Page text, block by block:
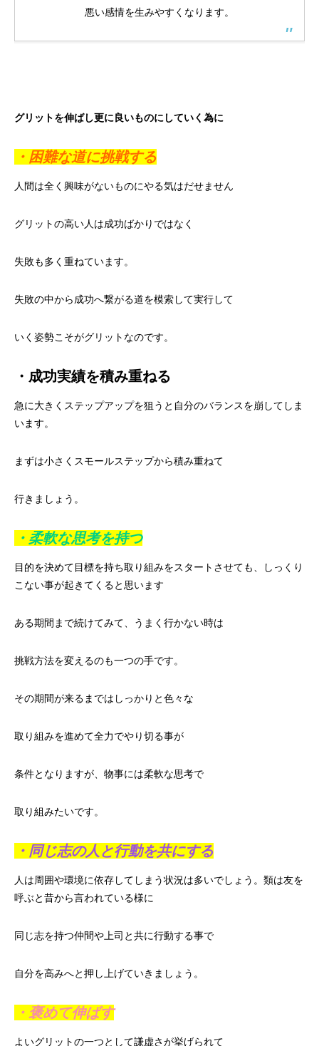
悪い感情を生みやすくなります。
グリットを伸ばし更に良いものにしていく為に
・困難な道に挑戦する
人間は全く興味がないものにやる気はだせません
グリットの高い人は成功ばかりではなく
失敗も多く重ねています。
失敗の中から成功へ繋がる道を模索して実行して
いく姿勢こそがグリットなのです。
・成功実績を積み重ねる
急に大きくステップアップを狙うと自分のバランスを崩してしま
います。
まずは小さくスモールステップから積み重ねて
行きましょう。
・柔軟な思考を持つ
目的を決めて目標を持ち取り組みをスタートさせても、しっくり
こない事が起きてくると思います
ある期間まで続けてみて、うまく行かない時は
挑戦方法を変えるのも一つの手です。
その期間が来るまではしっかりと色々な
取り組みを進めて全力でやり切る事が
条件となりますが、物事には柔軟な思考で
取り組みたいです。
・同じ志の人と行動を共にする
人は周囲や環境に依存してしまう状況は多いでしょう。類は友を
呼ぶと昔から言われている様に
同じ志を持つ仲間や上司と共に行動する事で
自分を高みへと押し上げていきましょう。
・褒めて伸ばす
よいグリットの一つとして謙虚さが挙げられて